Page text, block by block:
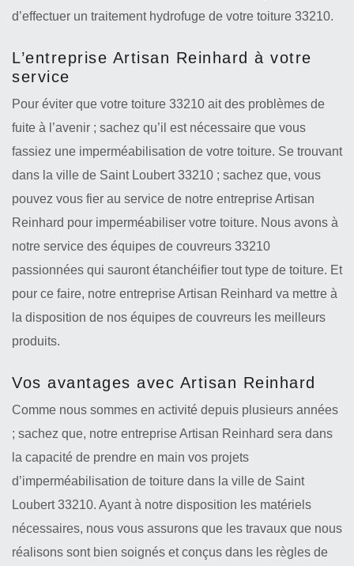
d’effectuer un traitement hydrofuge de votre toiture 33210.
L’entreprise Artisan Reinhard à votre
service
Pour éviter que votre toiture 33210 ait des problèmes de
fuite à l’avenir ; sachez qu’il est nécessaire que vous
fassiez une imperméabilisation de votre toiture. Se trouvant
dans la ville de Saint Loubert 33210 ; sachez que, vous
pouvez vous fier au service de notre entreprise Artisan
Reinhard pour imperméabiliser votre toiture. Nous avons à
notre service des équipes de couvreurs 33210
passionnées qui sauront étanchéifier tout type de toiture. Et
pour ce faire, notre entreprise Artisan Reinhard va mettre à
la disposition de nos équipes de couvreurs les meilleurs
produits.
Vos avantages avec Artisan Reinhard
Comme nous sommes en activité depuis plusieurs années
; sachez que, notre entreprise Artisan Reinhard sera dans
la capacité de prendre en main vos projets
d’imperméabilisation de toiture dans la ville de Saint
Loubert 33210. Ayant à notre disposition les matériels
nécessaires, nous vous assurons que les travaux que nous
réalisons sont bien soignés et conçus dans les règles de